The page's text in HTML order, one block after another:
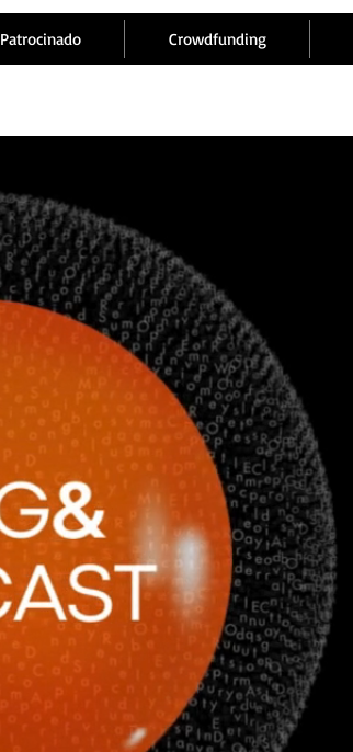
Patrocinado Crowdfunding